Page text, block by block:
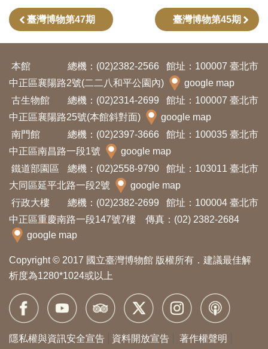
臺灣博物第47期 臺灣博物第45期
本館 總機：(02)2382-2566
館址：100007 臺北市
中正區襄陽路2號(二二八和平公園內)
google map
古生物館
總機：(02)2314-2699
館址：100007 臺北市
中正區襄陽路25號(本館斜對面)
google map
南門館
總機：(02)2397-3666
館址：100035 臺北市
中正區南昌路一段1號
google map
鐵道部園區
總機：(02)2558-9790
館址：103011 臺北市
大同區延平北路一段2號
google map
行政大樓
總機：(02)2382-2699
館址：100004 臺北市
中正區重慶南路一段147號7樓 傳真：(02) 2382-2684
google map
Copyright © 2017 國立臺灣博物館 版權所有．建議最佳解
析度為1280*1024或以上
隱私權與資訊安全宣告 資料開放宣告 著作權聲明